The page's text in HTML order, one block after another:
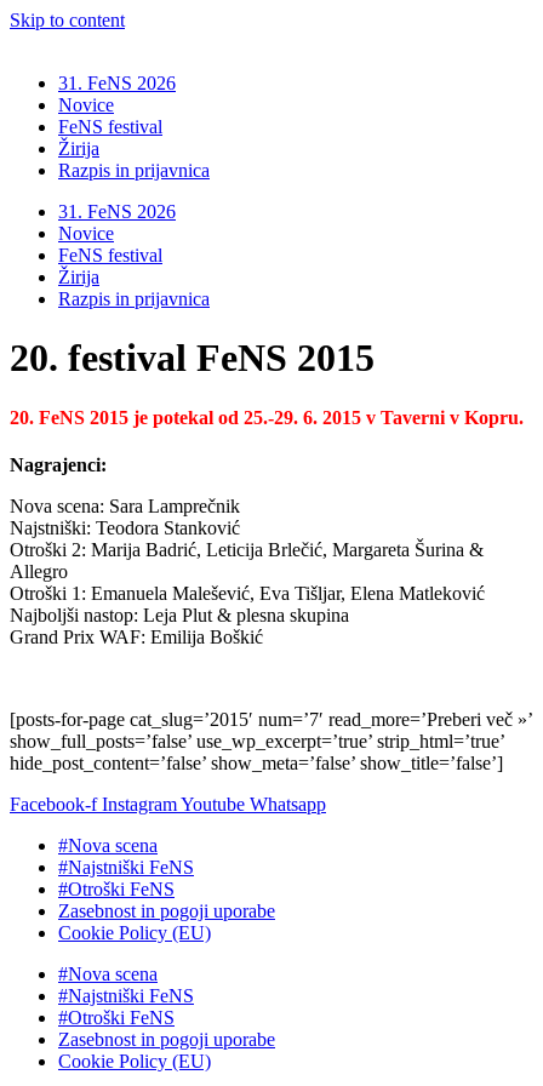
Skip to content
31. FeNS 2026
Novice
FeNS festival
Žirija
Razpis in prijavnica
31. FeNS 2026
Novice
FeNS festival
Žirija
Razpis in prijavnica
20. festival FeNS 2015
20. FeNS 2015 je potekal od 25.-29. 6. 2015 v Taverni v Kopru.
Nagrajenci:
Nova scena: Sara Lamprečnik
Najstniški: Teodora Stanković
Otroški 2: Marija Badrić, Leticija Brlečić, Margareta Šurina &
Allegro
Otroški 1: Emanuela Malešević, Eva Tišljar, Elena Matleković
Najboljši nastop: Leja Plut & plesna skupina
Grand Prix WAF: Emilija Boškić
[posts-for-page cat_slug=’2015′ num=’7′ read_more=’Preberi več »’
show_full_posts=’false’ use_wp_excerpt=’true’ strip_html=’true’
hide_post_content=’false’ show_meta=’false’ show_title=’false’]
Facebook-f InstagramYoutube Whatsapp
#Nova scena
#Najstniški FeNS
#Otroški FeNS
Zasebnost in pogoji uporabe
Cookie Policy (EU)
#Nova scena
#Najstniški FeNS
#Otroški FeNS
Zasebnost in pogoji uporabe
Cookie Policy (EU)